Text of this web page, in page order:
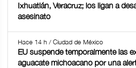
Ixhuatlán, Veracruz; los ligan a
asesinato
Hace 14 h / Ciudad de México
EU suspende temporalmente las
aguacate michoacano por una